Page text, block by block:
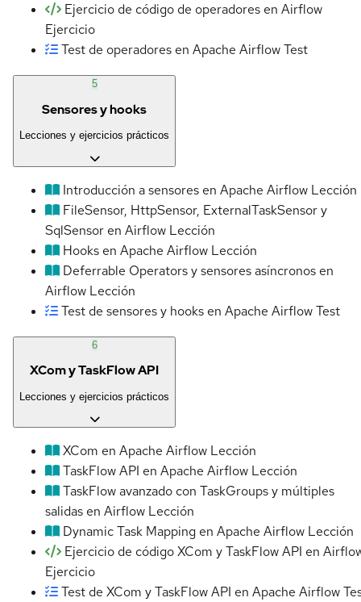
Ejercicio de código de operadores en Airflow
Ejercicio
Test de operadores en Apache AirflowTest
5
Sensores y hooks
Lecciones y ejercicios prácticos
Introducción a sensores en Apache Airflow Lección
FileSensor, HttpSensor, ExternalTaskSensor y
SqlSensor en Airflow Lección
Hooks en Apache Airflow Lección
Deferrable Operators y sensores asíncronos en
Airflow Lección
Test de sensores y hooks en Apache AirflowTest
6
XCom y TaskFlow API
Lecciones y ejercicios prácticos
XCom en Apache Airflow Lección
TaskFlow API en Apache Airflow Lección
TaskFlow avanzado con TaskGroups y múltiples
salidas en Airflow Lección
Dynamic Task Mapping en Apache Airflow Lección
Ejercicio de código XCom y TaskFlow API en
Ejercicio
Test de XCom y TaskFlow API en Apache Airflow